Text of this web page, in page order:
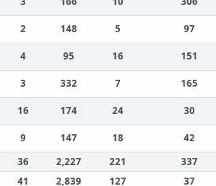
2 148 5
97
4 95 16
151
3 332 7
165
16 174 24
30
9 147 18
42
36 2,227 221
337
41 2,839 127
37